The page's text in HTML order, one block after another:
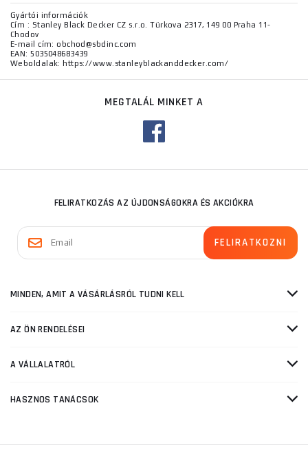
Gyártói információk
Cím : Stanley Black Decker CZ s.r.o. Türkova 2317, 149 00 Praha 11-
Chodov
E-mail cím: obchod@sbdinc.com
EAN: 5035048683439
Weboldalak: https://www.stanleyblackanddecker.com/
MEGTALÁL MINKET A
FELIRATKOZÁS AZ ÚJDONSÁGOKRA ÉS AKCIÓKRA
MINDEN, AMIT A VÁSÁRLÁSRÓL TUDNI KELL
AZ ÖN RENDELÉSEI
A VÁLLALATRÓL
HASZNOS TANÁCSOK